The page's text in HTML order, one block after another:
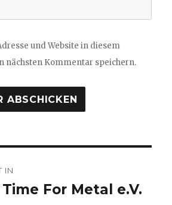
und Website in diesem
nächsten Kommentar speichern.
IN
For Metal e.V.